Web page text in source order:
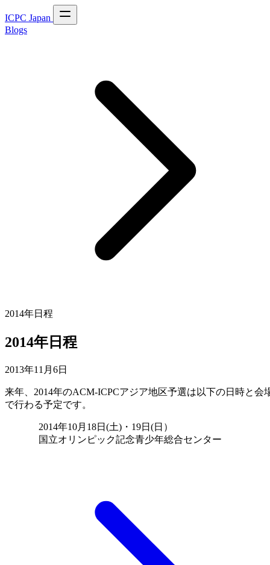
ICPC Japan
Blogs
2014年日程
2014年日程
2013年11月6日
来年、2014年のACM-ICPCアジア地区予選は以下の日時と会
で行わる予定です。
2014年10月18日(土)・19日(日）
国立オリンピック記念青少年総合センター